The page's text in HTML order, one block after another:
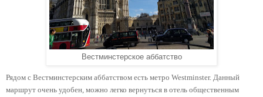
Вестминстерское аббатство
Рядом с Вестминстерским аббатством есть метро Westminster. Данный
маршрут очень удобен, можно легко вернуться в отель общественным